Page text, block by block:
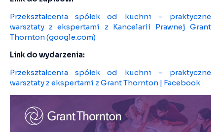
Przekształcenia spółek od kuchni – praktyczne
warsztaty z ekspertami z Kancelarii Prawnej Grant
Thornton (google.com)
Link do wydarzenia:
Przekształcenia spółek od kuchni – praktyczne
warsztaty z ekspertami z Grant Thornton | Facebook